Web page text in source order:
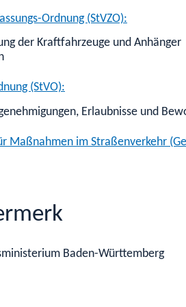
Ordnung (StVZO):
der Kraftfahrzeuge und Anhänger
(StVO):
Erlaubnisse und
Maßnahmen im Straßenverkehr
Baden-Württemberg